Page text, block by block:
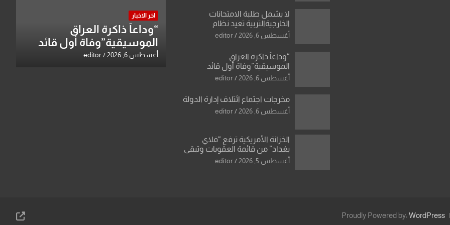
لا يشمل طلبة الامتحانات
الخارجيةالتربية تعيد نظام
المحاولات لطلبة السادس
أغسطس 6, 2026 editor
“وداعاً ذاكرة العراق
الموسيقية”وفاة أول قائد
للأوركسترا السمفونية عبد الرزاق
أغسطس 6, 2026 editor
مخرجات اجتماع ائتلاف إدارة الدولة
أغسطس 6, 2026 editor
الخزانة الأمريكية ترفع “فلاي
بغداد” من قائمة العقوبات وتبقي
اسم مالكها مدرجا
أغسطس 5, 2026 editor
اخر الاخبار
“وداعاً ذاكرة العراق
الموسيقية”وفاة أول قائد
للأوركسترا السمفونية عبد
أغسطس 6, 2026 editor
Proudly Powered by: WordPress